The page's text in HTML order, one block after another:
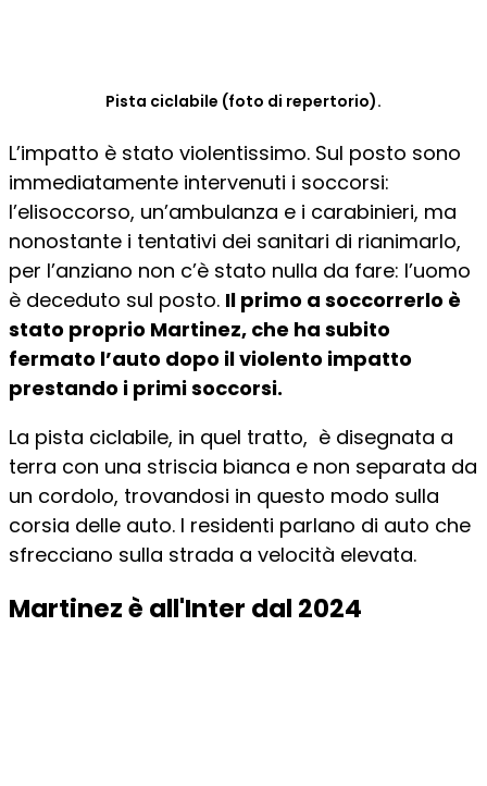
Pista ciclabile (foto di repertorio).
L’impatto è stato violentissimo. Sul posto sono
immediatamente intervenuti i soccorsi:
l’elisoccorso, un’ambulanza e i carabinieri, ma
nonostante i tentativi dei sanitari di rianimarlo,
per l’anziano non c’è stato nulla da fare: l’uomo
è deceduto sul posto. Il primo a soccorrerlo è
stato proprio Martinez, che ha subito
fermato l’auto dopo il violento impatto
prestando i primi soccorsi.
La pista ciclabile, in quel tratto, è disegnata a
terra con una striscia bianca e non separata da
un cordolo, trovandosi in questo modo sulla
corsia delle auto. I residenti parlano di auto che
sfrecciano sulla strada a velocità elevata.
Martinez è all'Inter dal 2024